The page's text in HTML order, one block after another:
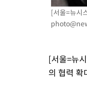
[서울=뉴시
[서울=뉴
의 협력 확